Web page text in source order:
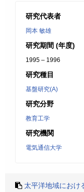
研究代表者
岡本 敏雄
研究期間 (年度)
1995 – 1996
研究種目
基盤研究(A)
研究分野
教育工学
研究機関
電気通信大学
太平洋地域におけ